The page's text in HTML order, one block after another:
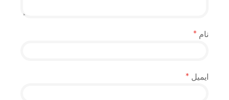
نام *
ایمیل *